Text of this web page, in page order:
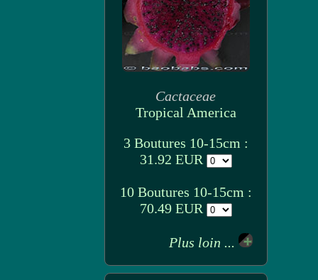
Cactaceae
Tropical America
3 Boutures 10-15cm :
31.92 EUR
10 Boutures 10-15cm :
70.49 EUR
Plus loin ...